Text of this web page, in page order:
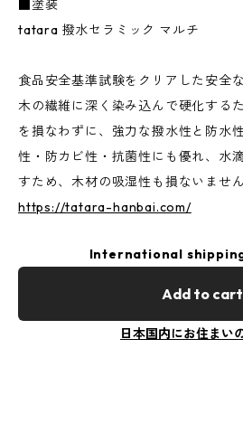
■塗装
tatara 撥水セラミック マルチ
食品安全基準試験をクリアした安全
木の繊維に深く染み込んで硬化する
を損なわずに、強力な撥水性と防水
性・防カビ性・抗菌性にも優れ、水
すため、木材の吸湿性も損ないません
https://tatara-hanbai.com/
International
Add to cart
日本国内にお住まい